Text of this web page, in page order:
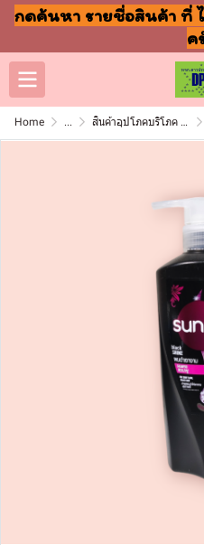
กดค้นหา รายชื่อสินค้า ที่
ค
Home ... สินค้าอุปโภคบริโภค แชมพู สบู่ แปรงฟัน